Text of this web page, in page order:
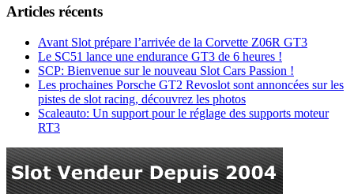
Articles récents
Avant Slot prépare l’arrivée de la Corvette Z06R GT3
Le SC51 lance une endurance GT3 de 6 heures !
SCP: Bienvenue sur le nouveau Slot Cars Passion !
Les prochaines Porsche GT2 Revoslot sont annoncées sur les
pistes de slot racing, découvrez les photos
Scaleauto: Un support pour le réglage des supports moteur
RT3